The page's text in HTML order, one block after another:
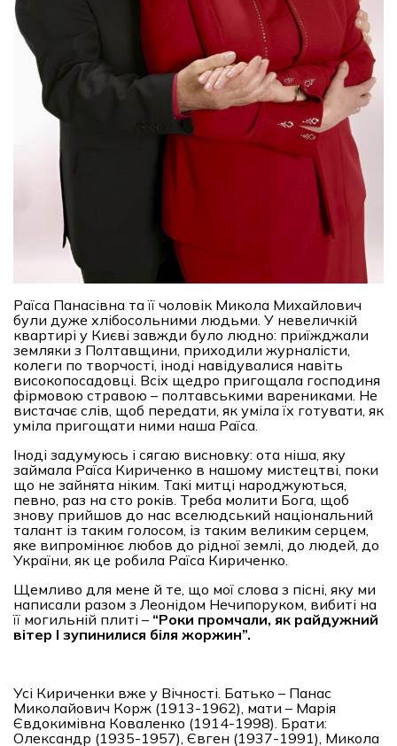
Раїса Панасівна та її чоловік Микола Михайлович
були дуже хлібосольними людьми. У невеличкій
квартирі у Києві завжди було людно: приїжджали
земляки з Полтавщини, приходили журналісти,
колеги по творчості, іноді навідувалися навіть
високопосадовці. Всіх щедро пригощала господиня
фірмовою стравою – полтавськими варениками. Не
вистачає слів, щоб передати, як уміла їх готувати, як
уміла пригощати ними наша Раїса.
Іноді задумуюсь і сягаю висновку: ота ніша, яку
займала Раїса Кириченко в нашому мистецтві, поки
що не зайнята ніким. Такі митці народжуються,
певно, раз на сто років. Треба молити Бога, щоб
знову прийшов до нас вселюдський національний
талант із таким голосом, із таким великим серцем,
яке випромінює любов до рідної землі, до людей, до
України, як це робила Раїса Кириченко.
Щемливо для мене й те, що мої слова з пісні, яку ми
написали разом з Леонідом Нечипоруком, вибиті на
її могильній плиті – “Роки промчали, як райдужний
вітер І зупинилися біля жоржин”.
Усі Кириченки вже у Вічності. Батько – Панас
Миколайович Корж (1913-1962), мати – Марія
Євдокимівна Коваленко (1914-1998). Брати:
Олександр (1935-1957), Євген (1937-1991), Микола